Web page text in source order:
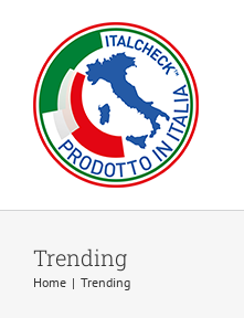
contenuto
Trending
Home | Trending